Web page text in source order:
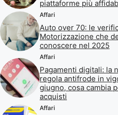
piattaforme più
Affari
Auto over 70: le
Motorizzazione che
conoscere nel 2025
Affari
Pagamenti digitali: la
regola antifrode in
giugno, cosa cambia
acquisti
Affari